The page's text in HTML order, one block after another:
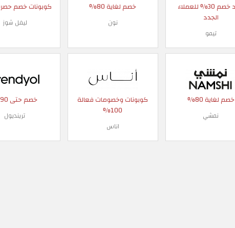
كود خصم 30% للعملاء
الجدد
تيمو
خصم لغاية 80%
نون
كوبونات خصم حصرية
ليفل شوز
خصم لغاية 80%
نمشي
كوبونات وخصومات فعالة
100%
اناس
خصم حتى 90%
ترينديول